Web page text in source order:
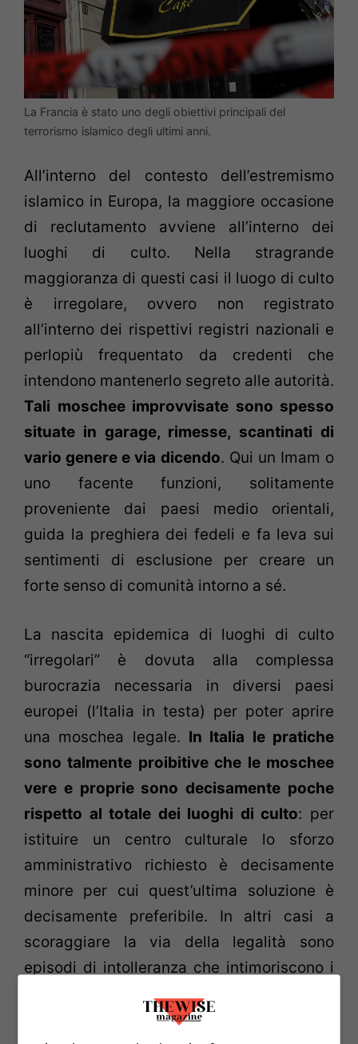
La Francia è stato uno degli obiettivi principali del
terrorismo islamico degli ultimi anni.
All’interno del contesto dell’estremismo
islamico in Europa, la maggiore occasione
di reclutamento avviene all’interno dei
luoghi di culto. Nella stragrande
maggioranza di questi casi il luogo di culto
è irregolare, ovvero non registrato
all’interno dei rispettivi registri nazionali e
perlopiù frequentato da credenti che
intendono mantenerlo segreto alle autorità.
Tali moschee improvvisate sono spesso
situate in garage, rimesse, scantinati di
vario genere e via dicendo. Qui un Imam o
uno facente funzioni, solitamente
proveniente dai paesi medio orientali,
guida la preghiera dei fedeli e fa leva sui
sentimenti di esclusione per creare un
forte senso di comunità intorno a sé.
La nascita epidemica di luoghi di culto
“irregolari” è dovuta alla complessa
burocrazia necessaria in diversi paesi
europei (l’Italia in testa) per poter aprire
una moschea legale. In Italia le pratiche
sono talmente proibitive che le moschee
vere e proprie sono decisamente poche
rispetto al totale dei luoghi di culto: per
istituire un centro culturale lo sforzo
amministrativo richiesto è decisamente
minore per cui quest’ultima soluzione è
decisamente preferibile. In altri casi a
scoraggiare la via della legalità sono
episodi di intolleranza che intimoriscono i
palesarsi alla luce del sole.